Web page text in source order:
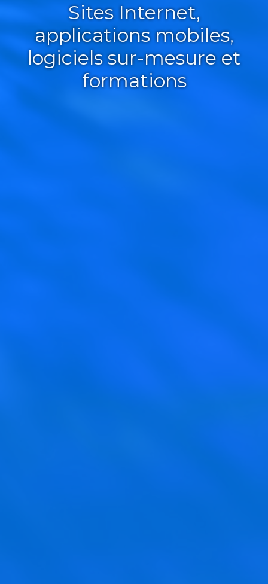
Sites Internet,
applications mobiles,
logiciels sur-mesure et
formations